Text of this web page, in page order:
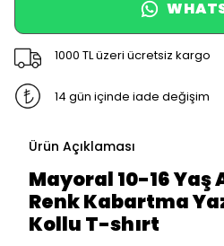
1000 TL üzeri ücretsiz kargo
14 gün içinde iade değişim
Ürün Açıklaması
Mayoral 10-16 Yaş
Renk Kabartma
Kollu T-shırt